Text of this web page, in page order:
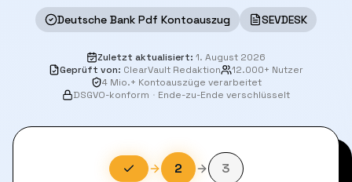
Deutsche Bank Pdf Kontoauszug SEVDESK
Zuletzt aktualisiert: 1. August 2026
Geprüft von: ClearVault Redaktion
12.000+ Nutzer
4 Mio.+ Kontoauszüge verarbeitet
DSGVO-konform · Ende-zu-Ende verschlüsselt
2 3